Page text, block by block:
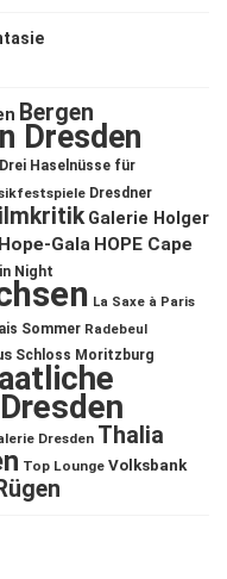
Bergen
Dresden
Drei Haselnüsse für
Dresdner
Galerie Holger
Hope-Gala HOPE Cape
Night
La Saxe à Paris
Sommer Radebeul
Schloss Moritzburg
Dresden Thalia
Top Lounge Volksbank